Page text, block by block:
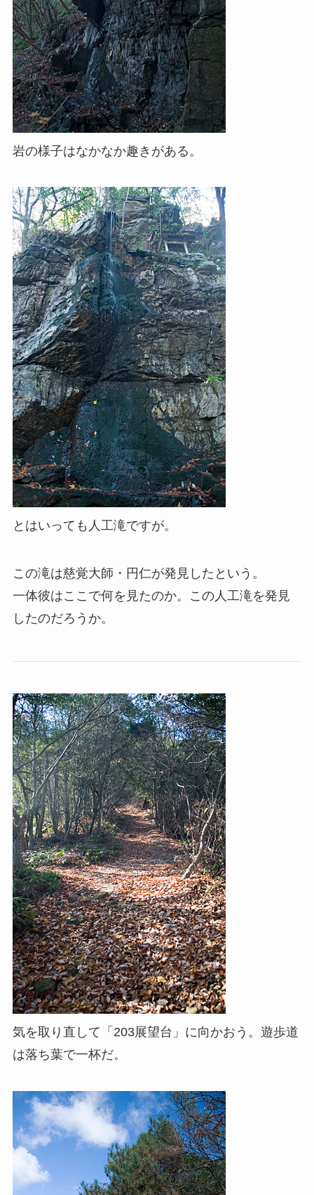
岩の様子はなかなか趣きがある。
とはいっても人工滝ですが。
この滝は慈覚大師・円仁が発見したという。
一体彼はここで何を見たのか。この人工滝を発見
したのだろうか。
気を取り直して「203展望台」に向かおう。遊歩道
は落ち葉で一杯だ。